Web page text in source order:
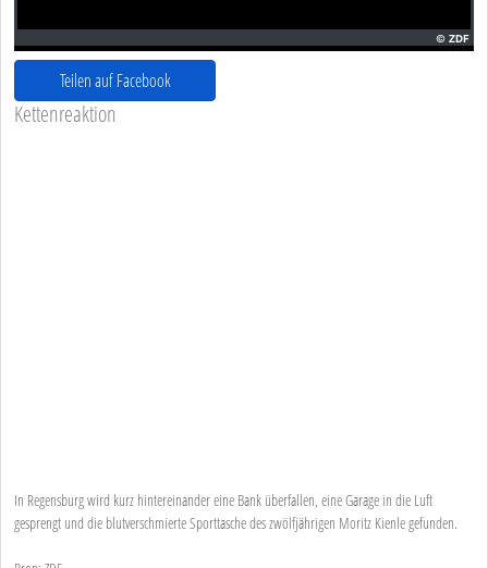
Teilen auf Facebook
Kettenreaktion
In Regensburg wird kurz hintereinander eine Bank überfallen, eine Garage in die Luft
gesprengt und die blutverschmierte Sporttasche des zwölfjährigen Moritz Kienle gefunden.